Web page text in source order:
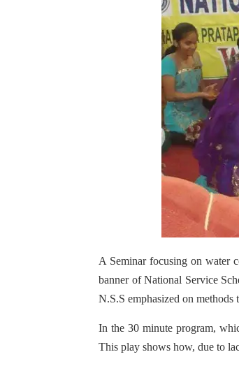
A Seminar focusing on water
banner of National Service
N.S.S emphasized on
In the 30 minute program,
This play shows how, due to